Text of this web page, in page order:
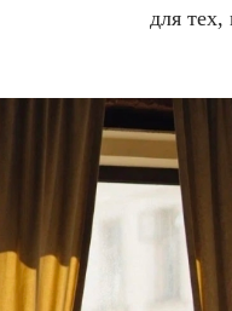
для тех,